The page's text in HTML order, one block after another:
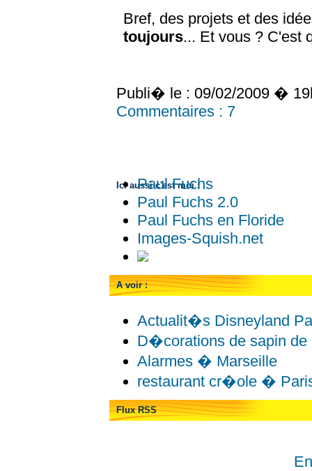
Bref, des projets et des
toujours... Et vous ? C'est
Publi� le : 09/02/2009 �
Commentaires : 7
Ici aussi c'est moi :
Paul Fuchs
Paul Fuchs 2.0
Paul Fuchs en Floride
Images-Squish.net
A voir :
Actualit�s Disneyland
D�corations de sapin
Alarmes � Marseille
restaurant cr�ole �
Flux RSS